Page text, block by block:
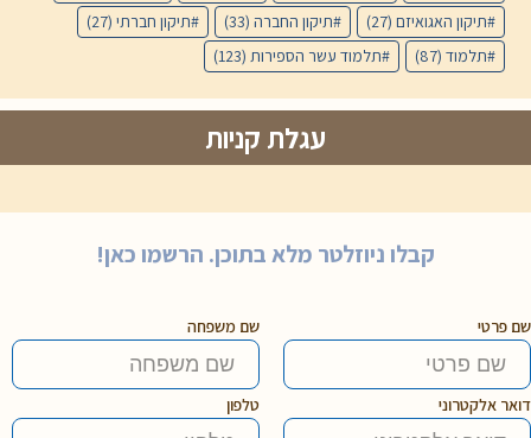
תיקון האגואיזם (27) תיקון החברה (33) תיקון חברתי (27)
תלמוד (87) תלמוד עשר הספירות (123)
עגלת קניות
קבלו ניוזלטר מלא בתוכן. הרשמו כאן!
שם פרטי שם משפחה
דואר אלקטרוני טלפון